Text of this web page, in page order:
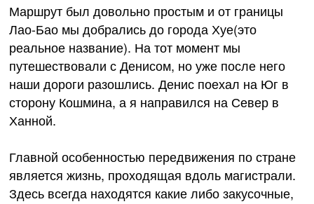
Маршрут был довольно простым и от границы
Лао-Бао мы добрались до города Хуе(это
реальное название). На тот момент мы
путешествовали с Денисом, но уже после него
наши дороги разошлись. Денис поехал на Юг в
сторону Кошмина, а я направился на Север в
Ханной.
Главной особенностью передвижения по стране
является жизнь, проходящая вдоль магистрали.
Здесь всегда находятся какие либо закусочные,